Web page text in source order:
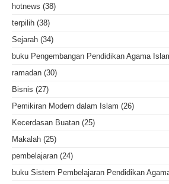
hotnews (38)
terpilih (38)
Sejarah (34)
buku Pengembangan Pendidikan Agama
ramadan (30)
Bisnis (27)
Pemikiran Modern dalam Islam (26)
Kecerdasan Buatan (25)
Makalah (25)
pembelajaran (24)
buku Sistem Pembelajaran Pendidikan